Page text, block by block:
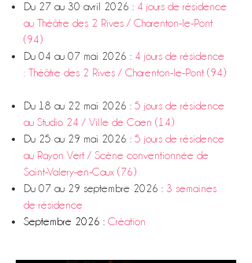
Du 27 au 30 avril 2026 : 4 jours de résidence
au Théâtre des 2 Rives / Charenton-le-Pont
(94)
Du 04 au 07 mai 2026 : 4 jours de résidence
: Théâtre des 2 Rives / Charenton-le-Pont (94)
Du 18 au 22 mai 2026 : 5 jours de résidence
au Studio 24 / Ville de Caen (14)
Du 25 au 29 mai 2026 : 5 jours de résidence
au Rayon Vert / Scène conventionnée de
Saint-Valery-en-Caux (76)
Du 07 au 29 septembre 2026 : 3 semaines
de résidence
Septembre 2026 : Création